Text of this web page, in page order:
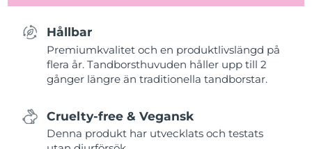
Hållbar
Premiumkvalitet och en produktlivslängd på
flera år. Tandborsthuvuden håller upp till 2
gånger längre än traditionella tandborstar.
Cruelty-free & Vegansk
Denna produkt har utvecklats och testats